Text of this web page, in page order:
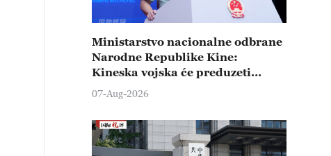
Ministarstvo nacionalne odbrane
Narodne Republike Kine:
Kineska vojska će preduzeti
čvrste kontramere protiv svih
provokativnih pokušaja
izazivanja nemira
07-Aug-2026